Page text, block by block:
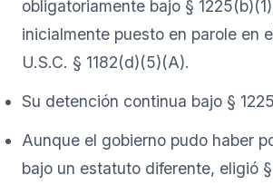
obligatoriamente bajo §
inicialmente puesto en parole en
U.S.C. § 1182(d)(5)(A).
Su detención continua bajo §
Aunque el gobierno pudo haber
bajo un estatuto diferente, eligió